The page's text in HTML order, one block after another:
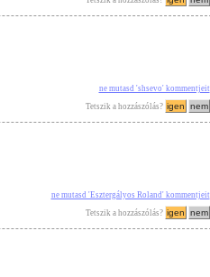
ne mutasd 'shsevo' kommentjeit
Tetszik a hozzászólás?
ne mutasd 'Esztergályos Roland' kommentjeit
Tetszik a hozzászólás?